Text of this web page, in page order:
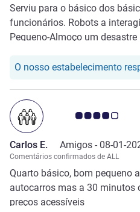
Serviu para o básico dos
funcionários. Robots a
Pequeno-Almoço um
O nosso estabelecimento
Nota clientes Avis
Carlos E. Amigos - 08-01-
Comentários confirmados de ALL
Quarto básico, bom pequeno
autocarros mas a 30 minutos
preços acessíveis